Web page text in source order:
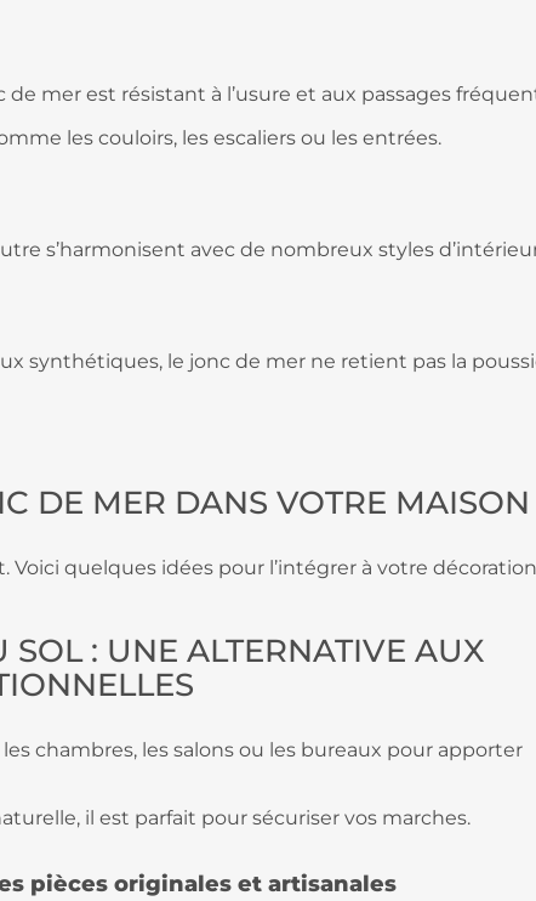
de mer est résistant à l’usure et aux passages
les couloirs, les escaliers ou les entrées.
s’harmonisent avec de nombreux styles
synthétiques, le jonc de mer ne retient pas la
DE MER DANS VOTRE MAISON
Voici quelques idées pour l’intégrer à votre
SOL : UNE ALTERNATIVE AUX
chambres, les salons ou les bureaux pour apporter
il est parfait pour sécuriser vos marches.
pièces originales et artisanales